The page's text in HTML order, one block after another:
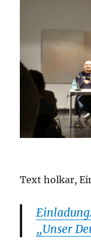
Text holkar,
„Unser